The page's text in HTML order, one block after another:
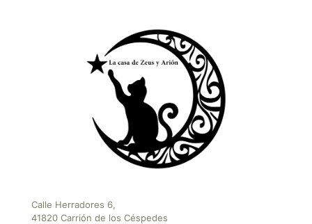
Calle Herradores 6,
41820 Carrión de los Céspedes